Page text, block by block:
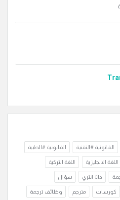
القانونية #التقنية القانونية #الطبية
اللغة الانجليزية اللغة التركية
داتا انتري سؤال
كورسات مترجم وظائف ترجمة